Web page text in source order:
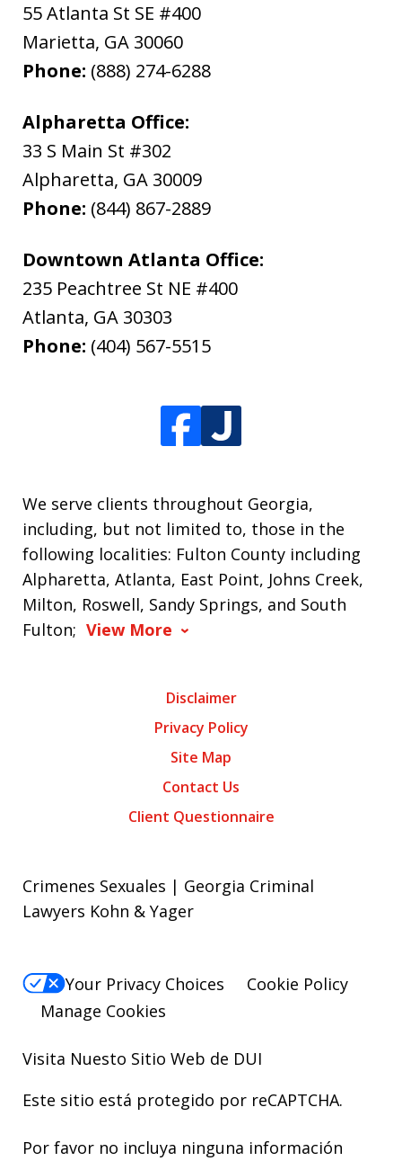
55 Atlanta St SE #400
Marietta, GA 30060
Phone: (888) 274-6288
Alpharetta Office:
33 S Main St #302
Alpharetta, GA 30009
Phone: (844) 867-2889
Downtown Atlanta Office:
235 Peachtree St NE #400
Atlanta, GA 30303
Phone: (404) 567-5515
We serve clients throughout Georgia,
including, but not limited to, those in the
following localities: Fulton County including
Alpharetta, Atlanta, East Point, Johns Creek,
Milton, Roswell, Sandy Springs, and South
Fulton; View More
Disclaimer
Privacy Policy
Site Map
Contact Us
Client Questionnaire
Crimenes Sexuales | Georgia Criminal
Lawyers Kohn & Yager
Your Privacy Choices
Cookie Policy
Manage Cookies
Visita Nuesto Sitio Web de DUI
Este sitio está protegido por reCAPTCHA.
Por favor no incluya ninguna información